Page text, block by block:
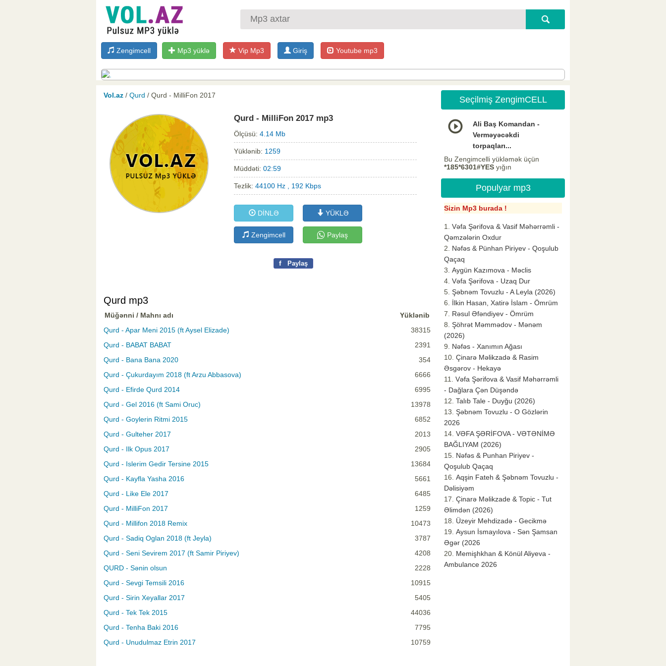
Zengimcell Mp3 yüklə Vip Mp3 Giriş Youtube mp3
Vol.az / Qurd / Qurd - MilliFon 2017
Qurd - MilliFon 2017 mp3
Ölçüsü: 4.14 Mb
Yüklənib: 1259
Müddəti: 02:59
Tezlik: 44100 Hz , 192 Kbps
DİNLƏ YÜKLƏ
Zengimcell Paylaş
f Paylaş
Qurd mp3
Müğənni / Mahnı adı
Yüklənib
Qurd - Apar Meni 2015 (ft Aysel Elizade)
38315
Qurd - BABAT BABAT
2391
Qurd - Bana Bana 2020
354
Qurd - Çukurdayım 2018 (ft Arzu Abbasova)
6666
Qurd - Efirde Qurd 2014
6995
Qurd - Gel 2016 (ft Sami Oruc)
13978
Qurd - Goylerin Ritmi 2015
6852
Qurd - Gulteher 2017
2013
Qurd - Ilk Opus 2017
2905
Qurd - Islerim Gedir Tersine 2015
13684
Qurd - Kayfla Yasha 2016
5661
Qurd - Like Ele 2017
6485
Qurd - MilliFon 2017
1259
Qurd - Millifon 2018 Remix
10473
Qurd - Sadiq Oglan 2018 (ft Jeyla)
3787
Qurd - Seni Sevirem 2017 (ft Samir Piriyev)
4208
QURD - Sənin olsun
2228
Qurd - Sevgi Temsili 2016
10915
Qurd - Sirin Xeyallar 2017
5405
Qurd - Tek Tek 2015
44036
Qurd - Tenha Baki 2016
7795
Qurd - Unudulmaz Etrin 2017
10759
Seçilmiş ZengimCELL
Ali Baş Komandan -
Verməyəcəkdi
torpaqları...
Bu Zengimcelli yükləmək üçün
*185*6301#YES yığın
Populyar mp3
Sizin Mp3 burada !
Vəfa Şərifova & Vasif Məhərrəmli -
Qəmzələrin Oxdur
Nəfəs & Pünhan Piriyev - Qoşulub
Qaçaq
Aygün Kazımova - Məclis
Vəfa Şərifova - Uzaq Dur
Şəbnəm Tovuzlu - A Leyla (2026)
İlkin Hasan, Xatirə İslam - Ömrüm
Rəsul Əfəndiyev - Ömrüm
Şöhrət Məmmədov - Mənəm
(2026)
Nəfəs - Xanımın Ağası
Çinarə Məlikzadə & Rasim
Əsgərov - Hekayə
Vəfa Şərifova & Vasif Məhərrəmli
- Dağlara Çən Düşəndə
Talıb Tale - Duyğu (2026)
Şəbnəm Tovuzlu - O Gözlərin
2026
VƏFA ŞƏRİFOVA - VƏTƏNİMƏ
BAĞLIYAM (2026)
Nəfəs & Punhan Piriyev -
Qoşulub Qaçaq
Aqşin Fateh & Şəbnəm Tovuzlu -
Dəlisiyəm
Çinarə Məlikzade & Topic - Tut
Əlimdən (2026)
Üzeyir Mehdizadə - Gecikmə
Aysun İsmayılova - Sən Şamsan
Əgər (2026
Memişhkhan & Könül Aliyeva -
Ambulance 2026